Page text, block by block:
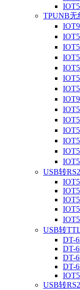
TPUNB无
USB转
USB转
DT-
DT-
DT-
DT-
USB转